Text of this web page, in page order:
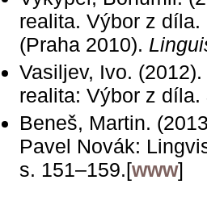
realita. Výbor z
(Praha 2010).
Vasiljev, Ivo.
realita: Výbor z díla.
Beneš, Martin.
Pavel Novák:
s. 151–159.[www]